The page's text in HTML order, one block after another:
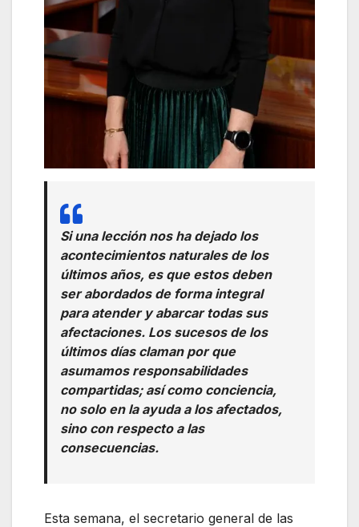
Si una lección nos ha dejado los
acontecimientos naturales de los
últimos años, es que estos deben
ser abordados de forma integral
para atender y abarcar todas sus
afectaciones. Los sucesos de los
últimos días claman por que
asumamos responsabilidades
compartidas; así como conciencia,
no solo en la ayuda a los afectados,
sino con respecto a las
consecuencias.
Esta semana, el secretario general de las